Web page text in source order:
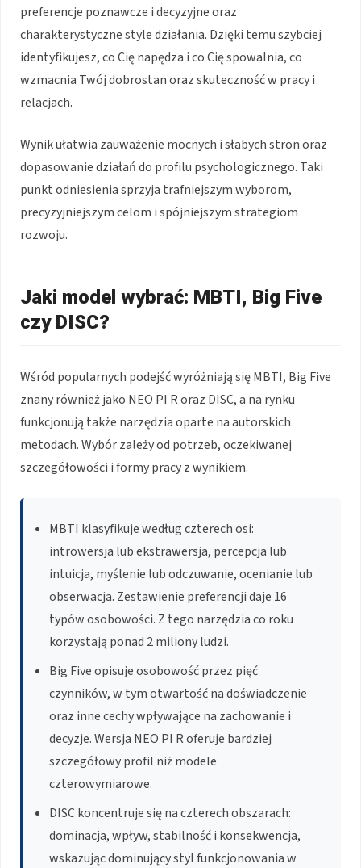
preferencje poznawcze i decyzyjne oraz
charakterystyczne style działania. Dzięki temu szybciej
identyfikujesz, co Cię napędza i co Cię spowalnia, co
wzmacnia Twój dobrostan oraz skuteczność w pracy i
relacjach.
Wynik ułatwia zauważenie mocnych i słabych stron oraz
dopasowanie działań do profilu psychologicznego. Taki
punkt odniesienia sprzyja trafniejszym wyborom,
precyzyjniejszym celom i spójniejszym strategiom
rozwoju.
Jaki model wybrać: MBTI, Big Five
czy DISC?
Wśród popularnych podejść wyróżniają się MBTI, Big Five
znany również jako NEO PI R oraz DISC, a na rynku
funkcjonują także narzędzia oparte na autorskich
metodach. Wybór zależy od potrzeb, oczekiwanej
szczegółowości i formy pracy z wynikiem.
MBTI klasyfikuje według czterech osi:
introwersja lub ekstrawersja, percepcja lub
intuicja, myślenie lub odczuwanie, ocenianie lub
obserwacja. Zestawienie preferencji daje 16
typów osobowości. Z tego narzędzia co roku
korzystają ponad 2 miliony ludzi.
Big Five opisuje osobowość przez pięć
czynników, w tym otwartość na doświadczenie
oraz inne cechy wpływające na zachowanie i
decyzje. Wersja NEO PI R oferuje bardziej
szczegółowy profil niż modele
czterowymiarowe.
DISC koncentruje się na czterech obszarach:
dominacja, wpływ, stabilność i konsekwencja,
wskazując dominujący styl funkcjonowania w